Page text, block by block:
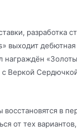
разработка
выходит
награждён
с Веркой
в
от тех